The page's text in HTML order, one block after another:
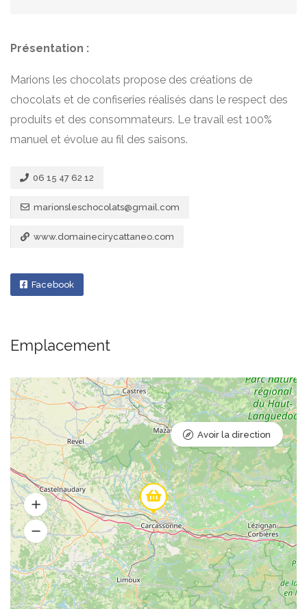
Présentation :
Marions les chocolats propose des créations de
chocolats et de confiseries réalisés dans le respect des
produits et des consommateurs. Le travail est 100%
manuel et évolue au fil des saisons.
06 15 47 62 12
marionsleschocolats@gmail.com
www.domainecirycattaneo.com
Facebook
Emplacement
Avoir la direction